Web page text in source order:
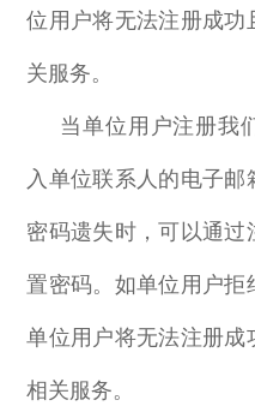
位用户将无法注册成
关服务。
当单位用户注册我
入单位联系人的电子
密码遗失时，可以通
置密码。如单位用户拒
单位用户将无法注册
相关服务。